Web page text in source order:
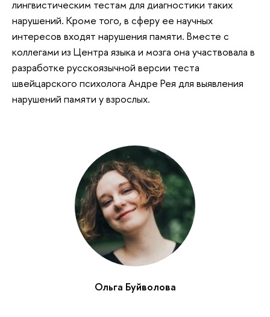
лингвистическим тестам для диагностики таких
нарушений. Кроме того, в сферу ее научных
интересов входят нарушения памяти. Вместе с
коллегами из Центра языка и мозга она участвовала в
разработке русскоязычной версии теста
швейцарского психолога Андре Рея для выявления
нарушений памяти у взрослых.
Ольга Буйволова